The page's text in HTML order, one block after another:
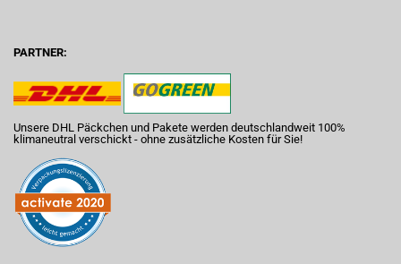
PARTNER:
Unsere DHL Päckchen und Pakete werden deutschlandweit 100%
klimaneutral verschickt - ohne zusätzliche Kosten für Sie!